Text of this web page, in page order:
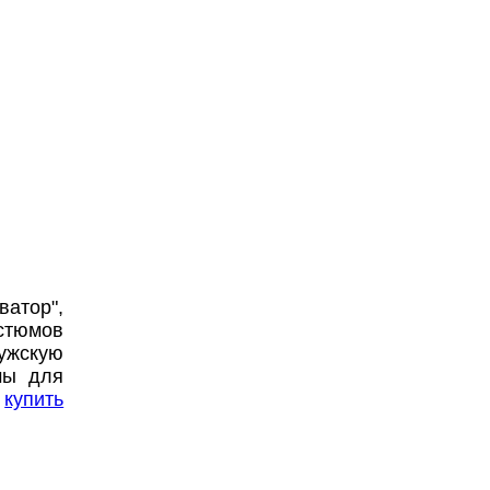
для
купить